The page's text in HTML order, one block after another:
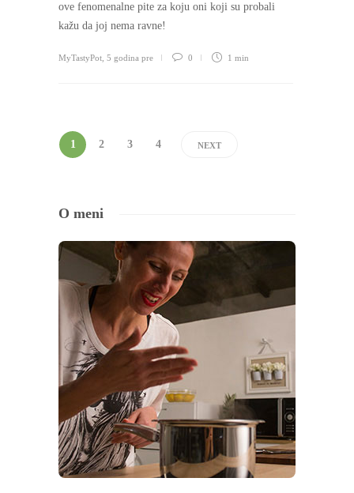
ove fenomenalne pite za koju oni koji su probali
kažu da joj nema ravne!
MyTastyPot 5 godina pre 0 1 min
1 2 3 4 NEXT
O meni